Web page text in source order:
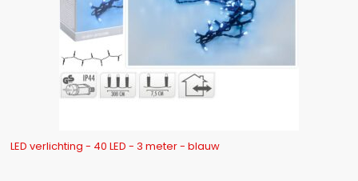
LED verlichting - 40 LED - 3 meter - blauw